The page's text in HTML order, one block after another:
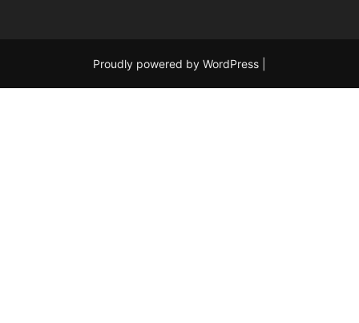
Proudly powered by WordPress